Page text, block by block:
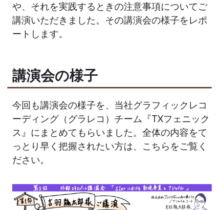
や、それを実践するときの注意事項についてご
講演いただきました。その講演会の様子をレポ
ートします。
講演会の様子
今回も講演会の様子を、当社グラフィックレコ
ーディング（グラレコ）チーム『TXフェニック
ス』にまとめてもらいました。全体の内容をて
っとり早く把握されたい方は、こちらをご覧く
ださい。